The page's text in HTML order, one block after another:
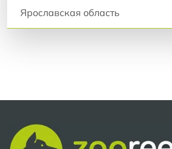
Ярославская область